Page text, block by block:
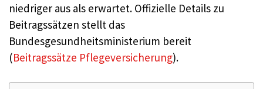
niedriger aus als erwartet. Offizielle Details zu
Beitragssätzen stellt das
Bundesgesundheitsministerium bereit
(Beitragssätze Pflegeversicherung).